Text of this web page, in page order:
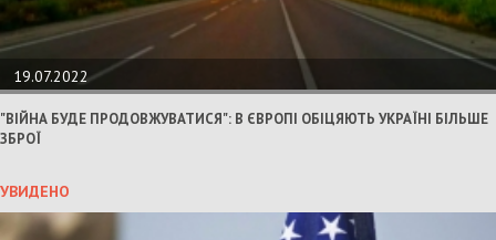
19.07.2022
"ВІЙНА БУДЕ ПРОДОВЖУВАТИСЯ": В ЄВРОПІ ОБІЦЯЮТЬ УКРАЇНІ БІЛЬШЕ
ЗБРОЇ
УВИДЕНО